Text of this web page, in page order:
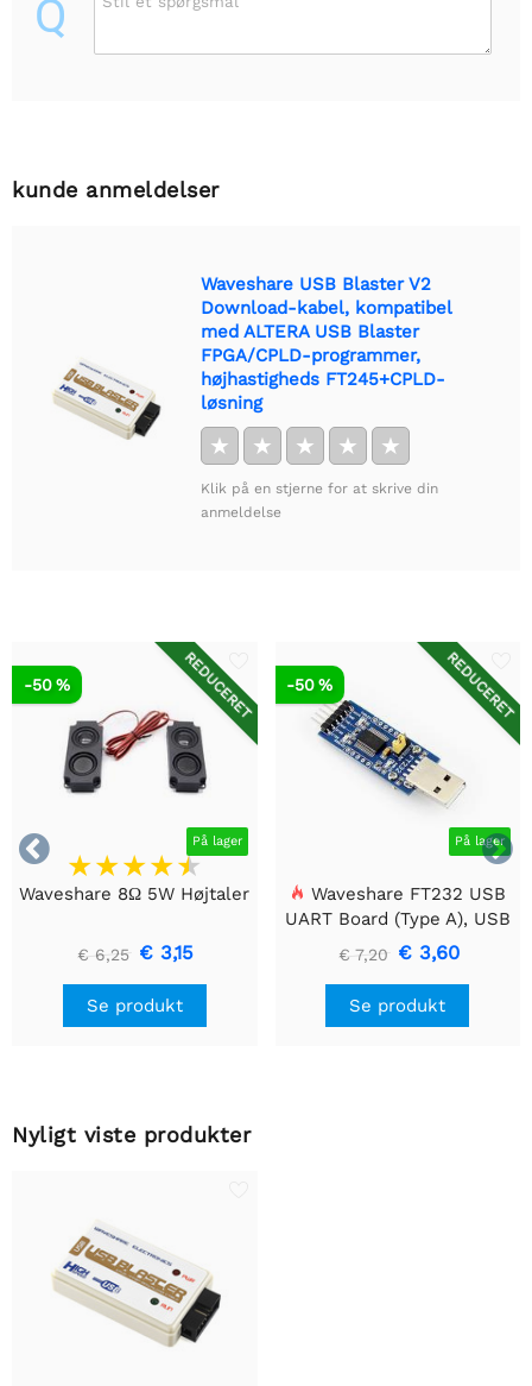
Q
kunde anmeldelser
Waveshare USB Blaster V2
Download-kabel, kompatibel
med ALTERA USB Blaster
FPGA/CPLD-programmer,
højhastigheds FT245+CPLD-
løsning
★ ★ ★ ★ ★
Klik på en stjerne for at skrive din
anmeldelse


REDUCERET
På lager
-50 %
Waveshare 8Ω 5W Højtaler
€ 6,25 € 3,15
Se produkt
REDUCERET
På lager
-50 %
Waveshare FT232 USB
UART Board (Type A), USB
til TTL (UART)
kommunikationsmodul
€ 7,20 € 3,60
Se produkt
Nyligt viste produkter